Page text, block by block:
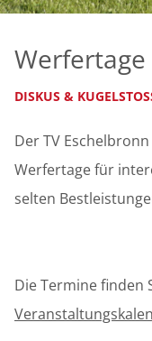
Werfertage
DISKUS &
Der TV
Werfertage für
selten
Die Termine finden